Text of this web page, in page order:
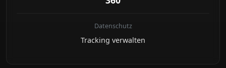
Datenschutz
Tracking verwalten